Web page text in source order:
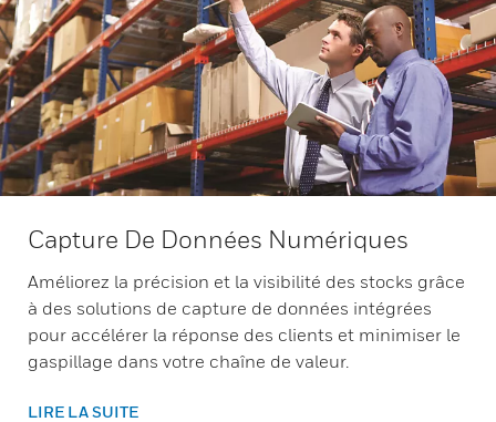
Capture De Données Numériques
Améliorez la précision et la visibilité des stocks grâce
à des solutions de capture de données intégrées
pour accélérer la réponse des clients et minimiser le
gaspillage dans votre chaîne de valeur.
LIRE LA SUITE